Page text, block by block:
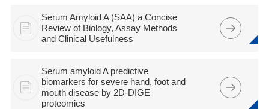
Serum Amyloid A (SAA) a Concise
Review of Biology, Assay Methods
and Clinical Usefulness
Serum amyloid A predictive
biomarkers for severe hand, foot and
mouth disease by 2D-DIGE
proteomics